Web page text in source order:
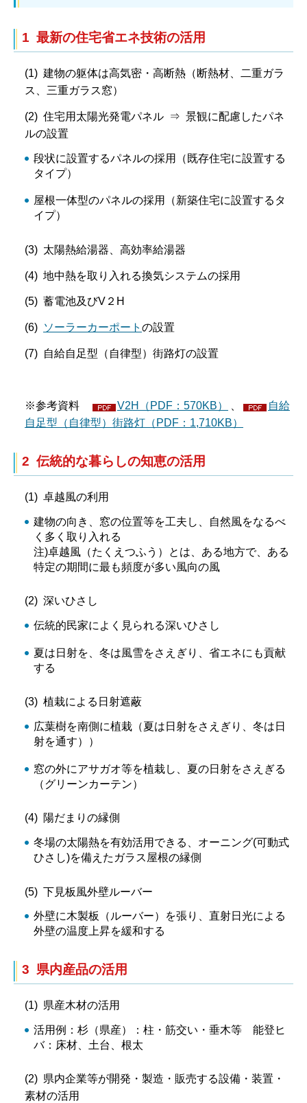
1 最新の住宅省エネ技術の活用
(1) 建物の躯体は高気密・高断熱（断熱材、二重ガラ
ス、三重ガラス窓）
(2) 住宅用太陽光発電パネル ⇒ 景観に配慮したパネ
ルの設置
段状に設置するパネルの採用（既存住宅に設置する
タイプ）
屋根一体型のパネルの採用（新築住宅に設置するタ
イプ）
(3) 太陽熱給湯器、高効率給湯器
(4) 地中熱を取り入れる換気システムの採用
(5) 蓄電池及びV２H
(6) ソーラーカーポート の設置
(7) 自給自足型（自律型）街路灯の設置
※参考資料 V2H（PDF：570KB）
自給
自足型（自律型）街路灯（PDF：1,710KB）
2 伝統的な暮らしの知恵の活用
(1) 卓越風の利用
建物の向き、窓の位置等を工夫し、自然風をなるべ
く多く取り入れる
注)卓越風（たくえつふう）とは、ある地方で、ある
特定の期間に最も頻度が多い風向の風
(2) 深いひさし
伝統的民家によく見られる深いひさし
夏は日射を、冬は風雪をさえぎり、省エネにも貢献
する
(3) 植栽による日射遮蔽
広葉樹を南側に植栽（夏は日射をさえぎり、冬は日
射を通す））
窓の外にアサガオ等を植栽し、夏の日射をさえぎる
（グリーンカーテン）
(4) 陽だまりの縁側
冬場の太陽熱を有効活用できる、オーニング(可動式
ひさし)を備えたガラス屋根の縁側
(5) 下見板風外壁ルーバー
外壁に木製板（ルーバー）を張り、直射日光による
外壁の温度上昇を緩和する
3 県内産品の活用
(1) 県産木材の活用
活用例：杉（県産）：柱・筋交い・垂木等 能登ヒ
バ：床材、土台、根太
(2) 県内企業等が開発・製造・販売する設備・装置・
素材の活用